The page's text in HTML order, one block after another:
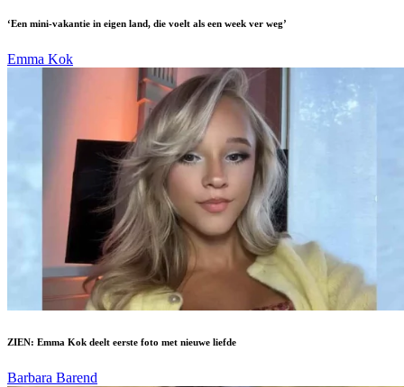
‘Een mini-vakantie in eigen land, die voelt als een week ver weg’
Emma Kok
ZIEN: Emma Kok deelt eerste foto met nieuwe liefde
Barbara Barend